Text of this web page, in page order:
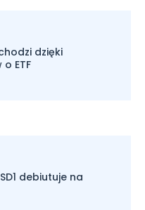
dzięki
ETF
debiutuje na